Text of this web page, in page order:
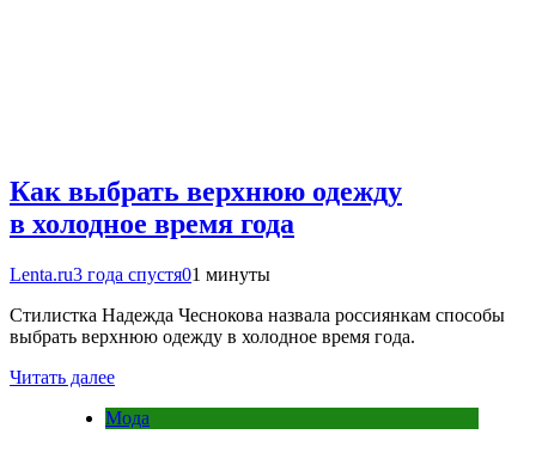
Как выбрать верхнюю одежду
в холодное время года
Lenta.ru3 года спустя01 минуты
Стилистка Надежда Чеснокова назвала россиянкам способы
выбрать верхнюю одежду в холодное время года.
Читать далее
Мода